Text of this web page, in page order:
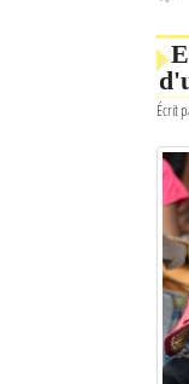
Écrit